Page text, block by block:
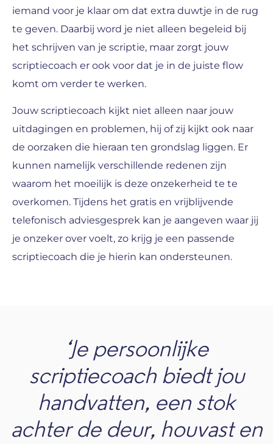
iemand voor je klaar om dat extra duwtje in de rug
te geven. Daarbij word je niet alleen begeleid bij
het schrijven van je scriptie, maar zorgt jouw
scriptiecoach er ook voor dat je in de juiste flow
komt om verder te werken.
Jouw scriptiecoach kijkt niet alleen naar jouw
uitdagingen en problemen, hij of zij kijkt ook naar
de oorzaken die hieraan ten grondslag liggen. Er
kunnen namelijk verschillende redenen zijn
waarom het moeilijk is deze onzekerheid te te
overkomen. Tijdens het gratis en vrijblijvende
telefonisch adviesgesprek kan je aangeven waar jij
je onzeker over voelt, zo krijg je een passende
scriptiecoach die je hierin kan ondersteunen.
‘Je persoonlijke
scriptiecoach biedt jou
handvatten, een stok
achter de deur, houvast en